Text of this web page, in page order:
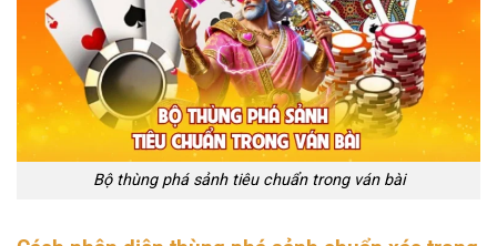
Bộ thùng phá sảnh tiêu chuẩn trong ván bài